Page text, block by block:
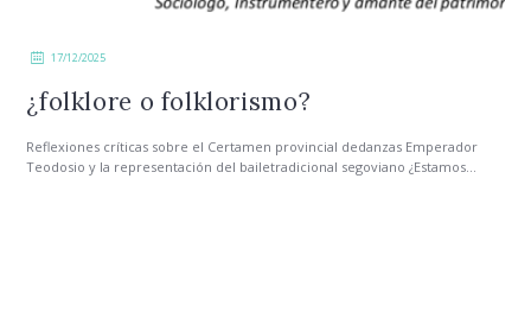
17/12/2025
¿folklore o folklorismo?
Reflexiones críticas sobre el Certamen provincial dedanzas Emperador
Teodosio y la representación del bailetradicional segoviano ¿Estamos...